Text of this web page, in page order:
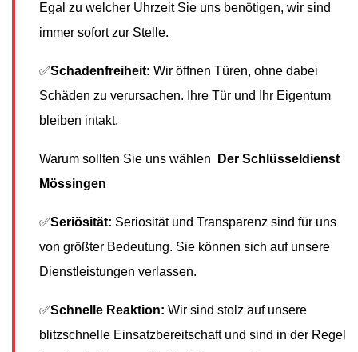
Egal zu welcher Uhrzeit Sie uns benötigen, wir sind
immer sofort zur Stelle.
✅Schadenfreiheit: Wir öffnen Türen, ohne dabei
Schäden zu verursachen. Ihre Tür und Ihr Eigentum
bleiben intakt.
Warum sollten Sie uns wählen
Der Schlüsseldienst
Mössingen
✅Seriösität: Seriosität und Transparenz sind für uns
von größter Bedeutung. Sie können sich auf unsere
Dienstleistungen verlassen.
✅Schnelle Reaktion: Wir sind stolz auf unsere
blitzschnelle Einsatzbereitschaft und sind in der Regel